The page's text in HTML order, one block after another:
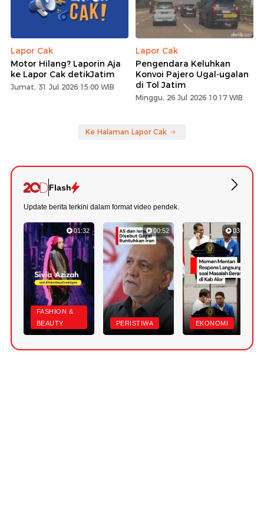
Lapor Cak
Motor Hilang? Laporin Aja
ke Lapor Cak detikJatim
Jumat, 31 Jul 2026 15:00 WIB
Lapor Cak
Pengendara Keluhkan
Konvoi Pajero Ugal-ugalan
di Tol Jatim
Minggu, 26 Jul 2026 10:17 WIB
Ke Halaman Lapor Cak
Flash
Update berita terkini dalam format video pendek.
01:32
FASHION &
BEAUTY
00:52
PERISTIWA
03:22
EKONOMI